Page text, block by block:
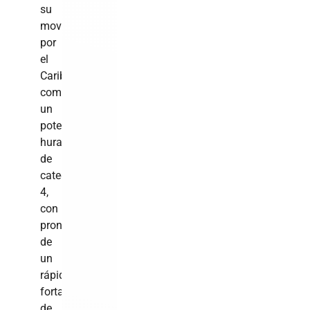
su
movimiento
por
el
Caribe
como
un
potente
huracán
de
categoría
4,
con
pronósticos
de
un
rápido
fortalecimiento